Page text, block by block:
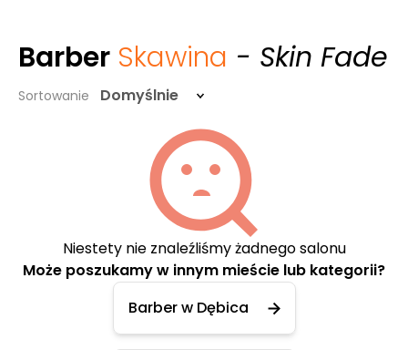
Barber Skawina - Skin Fade
Sortowanie Domyślnie
Niestety nie znaleźliśmy żadnego salonu
Może poszukamy w innym mieście lub kategorii?
Barber w Dębica